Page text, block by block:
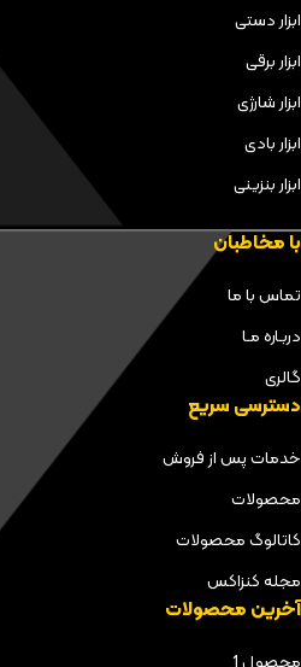
ابزار دستی
ابزار برقی
ابزار شارژی
ابزار بادی
ابزار بنزینی
با مخاطبان
تماس با ما
دربـاره مـا
گالری
دسترسی سریع
خدمات پس از فروش
محصولات
کاتالوگ محصولات
مجله کنزاکس
آخرین محصولات